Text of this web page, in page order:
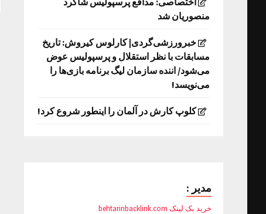
منصوریان شد
خبرورزشی‌گردی| کارلوس کیروش: تاریخ
مسابقات با نظر استقلال و پرسپولیس عوض
می‌شود/ اننده سازمان لیگ برنامه بازی‌ها را
می‌نویسد!
کلوپ کارش در آلمان را اینطور شروع کرد!
مدیر :
خرید بک لینک behtarinbacklink.com